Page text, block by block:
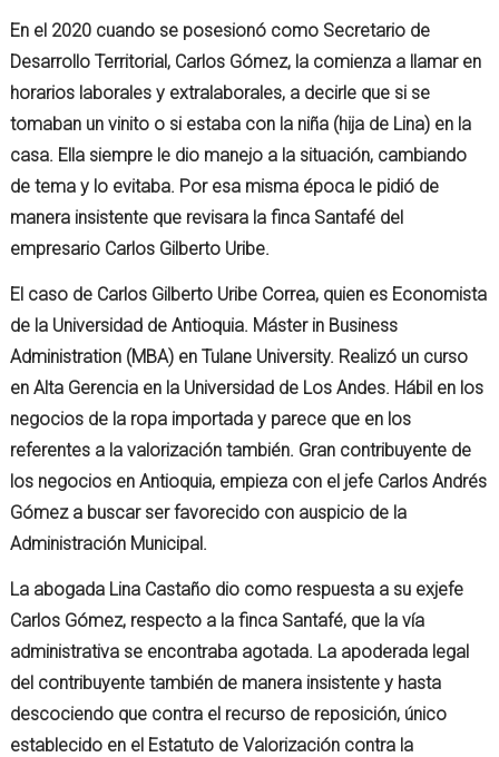
En el 2020 cuando se posesionó como Secretario de
Desarrollo Territorial, Carlos Gómez, la comienza a llamar en
horarios laborales y extralaborales, a decirle que si se
tomaban un vinito o si estaba con la niña (hija de Lina) en la
casa. Ella siempre le dio manejo a la situación, cambiando
de tema y lo evitaba. Por esa misma época le pidió de
manera insistente que revisara la finca Santafé del
empresario Carlos Gilberto Uribe.
El caso de Carlos Gilberto Uribe Correa, quien es Economista
de la Universidad de Antioquia. Máster in Business
Administration (MBA) en Tulane University. Realizó un curso
en Alta Gerencia en la Universidad de Los Andes. Hábil en los
negocios de la ropa importada y parece que en los
referentes a la valorización también. Gran contribuyente de
los negocios en Antioquia, empieza con el jefe Carlos Andrés
Gómez a buscar ser favorecido con auspicio de la
Administración Municipal.
La abogada Lina Castaño dio como respuesta a su exjefe
Carlos Gómez, respecto a la finca Santafé, que la vía
administrativa se encontraba agotada. La apoderada legal
del contribuyente también de manera insistente y hasta
descociendo que contra el recurso de reposición, único
establecido en el Estatuto de Valorización contra la